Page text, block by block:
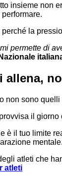
insieme non
perché la
permette di
allena,
non sono
il
è il tuo limite
mentale.
atleti che
atleti